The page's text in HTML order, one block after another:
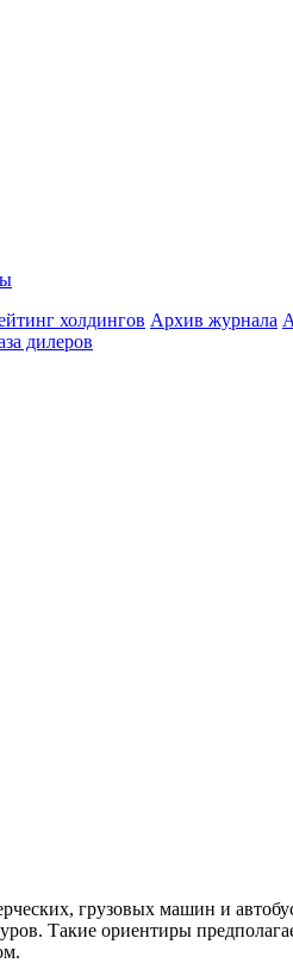
холдингов
дилеров
Архив журнала
грузовых машин и
Такие ориентиры